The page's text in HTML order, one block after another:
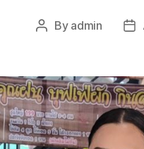
By admin